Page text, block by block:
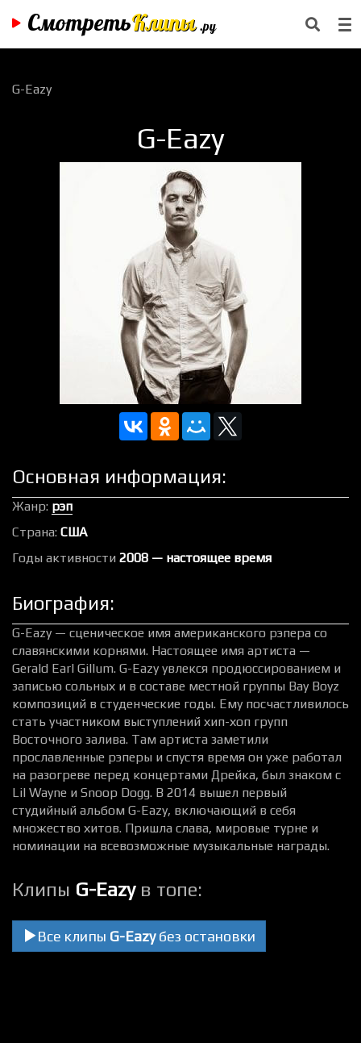
СмотретьКлипы .ру
G-Eazy
G-Eazy
Основная информация:
Жанр: рэп
Страна: США
Годы активности 2008 — настоящее время
Биография:
G-Eazy — сценическое имя американского рэпера со
славянскими корнями. Настоящее имя артиста —
Gerald Earl Gillum. G-Eazy увлекся продюссированием и
записью сольных и в составе местной группы Bay Boyz
композиций в студенческие годы. Ему посчастливилось
стать участником выступлений хип-хоп групп
Восточного залива. Там артиста заметили
прославленные рэперы и спустя время он уже работал
на разогреве перед концертами Дрейка, был знаком с
Lil Wayne и Snoop Dogg. В 2014 вышел первый
студийный альбом G-Eazy, включающий в себя
множество хитов. Пришла слава, мировые турне и
номинации на всевозможные музыкальные награды.
Клипы G-Eazyв топе:
Все клипы G-Eazyбез остановки